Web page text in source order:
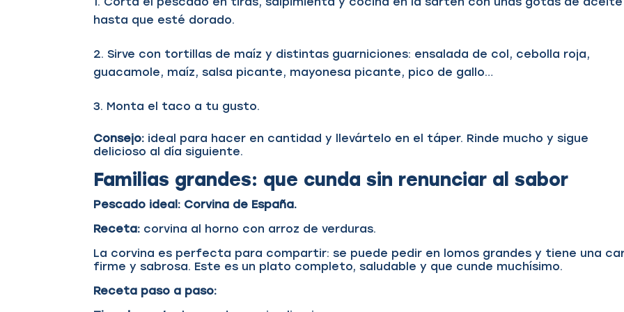
hasta que esté dorado.
Sirve con tortillas de maíz y distintas guarniciones: ensalada de col, cebolla roja,
guacamole, maíz, salsa picante, mayonesa picante, pico de gallo…
Monta el taco a tu gusto.
Consejo: ideal para hacer en cantidad y llevártelo en el táper. Rinde mucho y sigue
delicioso al día siguiente.
Familias grandes: que cunda sin renunciar al sabor
Pescado ideal: Corvina de España.
Receta: corvina al horno con arroz de verduras.
La corvina es perfecta para compartir: se puede pedir en lomos grandes y tiene una
firme y sabrosa. Este es un plato completo, saludable y que cunde muchísimo.
Receta paso a paso: